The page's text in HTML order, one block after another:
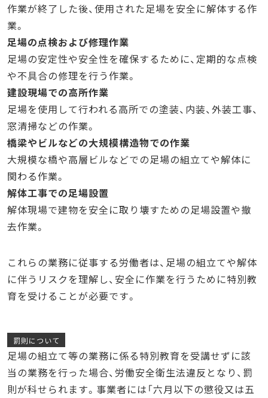
作業が終了した後、使用された足場を安全に解体する作
業。
足場の点検および修理作業
足場の安定性や安全性を確保するために、定期的な点検
や不具合の修理を行う作業。
建設現場での高所作業
足場を使用して行われる高所での塗装、内装、外装工事、
窓清掃などの作業。
橋梁やビルなどの大規模構造物での作業
大規模な橋や高層ビルなどでの足場の組立てや解体に
関わる作業。
解体工事での足場設置
解体現場で建物を安全に取り壊すための足場設置や撤
去作業。
これらの業務に従事する労働者は、足場の組立てや解体
に伴うリスクを理解し、安全に作業を行うために特別教
育を受けることが必要です。
罰則について
足場の組立て等の業務に係る特別教育を受講せずに該
当の業務を行った場合、労働安全衛生法違反となり、罰
則が科せられます。事業者には「六月以下の懲役又は五